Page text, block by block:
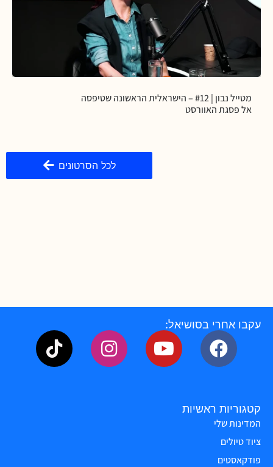
מטייל נבון | #12 – הישראלית הראשונה שטיפסה
אל פסגת האוורסט
לכל הסרטונים
עקבו אחרי בסושיאל:
קטגוריות ראשיות
המדינות שלי
ציוד טיולים
פודקאסטים